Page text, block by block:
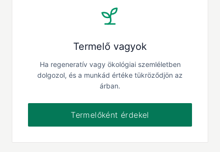
Termelő vagyok
Ha regeneratív vagy ökológiai szemléletben
dolgozol, és a munkád értéke tükröződjön az
árban.
Termelőként érdekel